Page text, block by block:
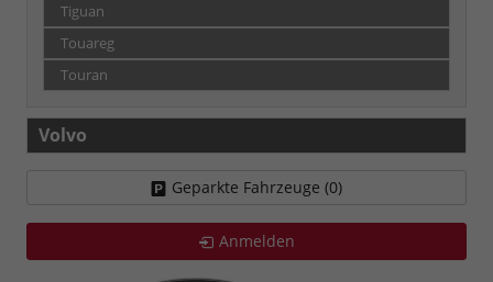
Tiguan
Touareg
Touran
Volvo
Geparkte Fahrzeuge (0)
Anmelden